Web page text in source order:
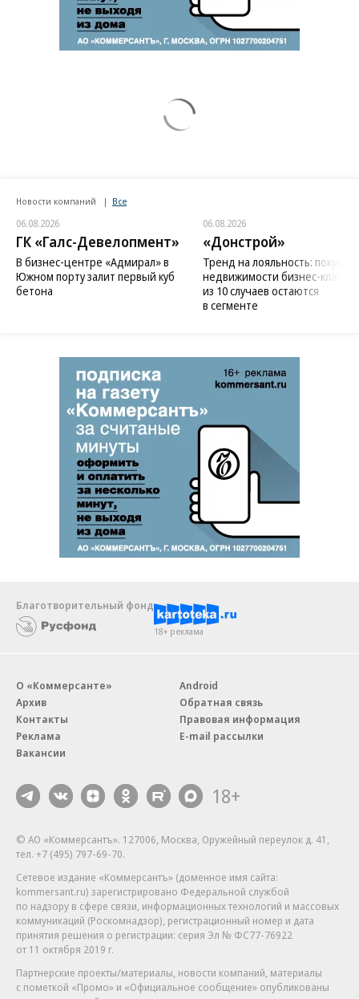
Новости компаний Все
06.08.2026
ГК «Галс-Девелопмент»
В бизнес-центре «Адмирал» в
Южном порту залит первый куб
бетона
06.08.2026
«Донстрой»
Тренд на лояльность:
недвижимости бизнес-класса
из 10 случаев остаются
в сегменте
Благотворительный фонд
18+ реклама
О «Коммерсанте»
Архив
Контакты
Реклама
Вакансии
Android
Обратная связь
Правовая информация
E-mail рассылки
18+
© АО «Коммерсантъ». 127006, Москва, Оружейный переулок д. 41,
тел. +7 (495) 797-69-70.
Сетевое издание «Коммерсантъ» (доменное имя сайта:
kommersant.ru) зарегистрировано Федеральной службой
по надзору в сфере связи, информационных технологий и массовых
коммуникаций (Роскомнадзор), регистрационный номер и дата
принятия решения о регистрации: серия Эл № ФС77-76922
от 11 октября 2019 г.
Партнерские проекты/материалы, новости компаний, материалы
с пометкой «Промо» и «Официальное сообщение» опубликованы